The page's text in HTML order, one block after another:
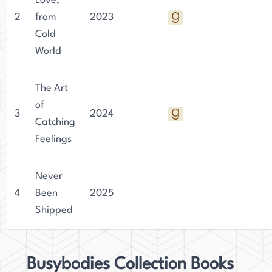
avec ses proches. Thompson est une écrivaine
talentueuse et une vraie fan de cœur, et elle
continue d'inspirer et de divertir les lecteurs avec
2
from
Cold
World
2023
3
The Art
of
Catching
Feelings
2024
4
Never
Been
Shipped
2025
Busybodies Collection Books